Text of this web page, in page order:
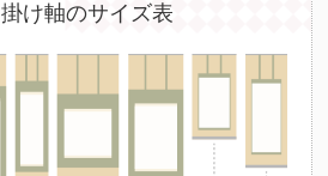
掛け軸のサイズ表